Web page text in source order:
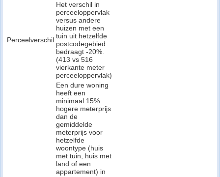
Perceelverschil
Het verschil in
perceeloppervlak
versus andere
huizen met een
tuin uit hetzelfde
postcodegebied
bedraagt -20%.
(413 vs 516
vierkante meter
perceeloppervlak)
Een dure woning
heeft een
minimaal 15%
hogere meterprijs
dan de
gemiddelde
meterprijs voor
hetzelfde
woontype (huis
met tuin, huis met
land of een
appartement) in